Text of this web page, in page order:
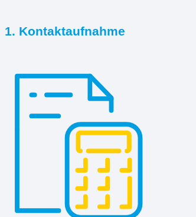
1. Kontaktaufnahme